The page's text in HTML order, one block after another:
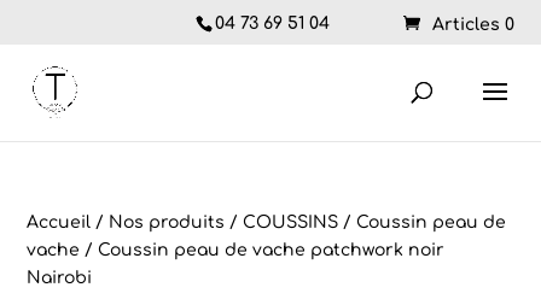
04 73 69 51 04 Articles 0
Accueil / Nos produits /COUSSINS /Coussin peau de
vache / Coussin peau de vache patchwork noir
Nairobi